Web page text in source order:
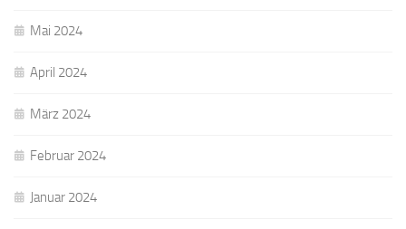
Mai 2024
April 2024
März 2024
Februar 2024
Januar 2024